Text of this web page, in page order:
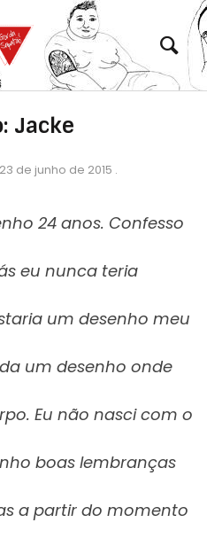
Jacke
23 de junho de 2015 .
24 anos. Confesso
eu nunca teria
um desenho meu
um desenho onde
Eu não nasci com o
boas lembranças
a partir do momento